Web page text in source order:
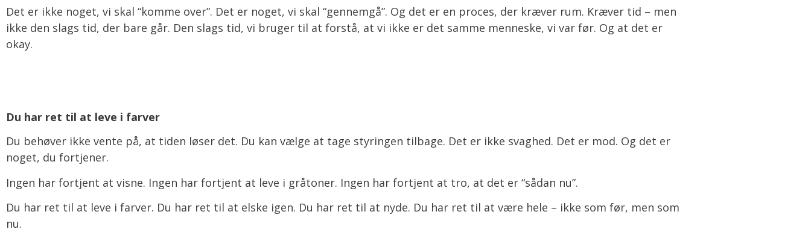
Det er ikke noget, vi skal “komme over”. Det er noget, vi skal “gennemgå”. Og det er en proces, der kræver rum. Kræver tid – men
ikke den slags tid, der bare går. Den slags tid, vi bruger til at forstå, at vi ikke er det samme menneske, vi var før. Og at det er
okay.
Du har ret til at leve i farver
Du behøver ikke vente på, at tiden løser det. Du kan vælge at tage styringen tilbage. Det er ikke svaghed. Det er mod. Og det er
noget, du fortjener.
Ingen har fortjent at visne. Ingen har fortjent at leve i gråtoner. Ingen har fortjent at tro, at det er “sådan nu”.
Du har ret til at leve i farver. Du har ret til at elske igen. Du har ret til at nyde. Du har ret til at være hele – ikke som før, men som
nu.